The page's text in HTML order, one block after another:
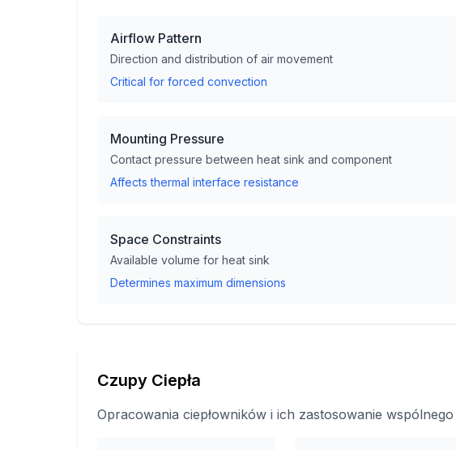
Airflow Pattern
Direction and distribution of air movement
Critical for forced convection
Mounting Pressure
Contact pressure between heat sink and component
Affects thermal interface resistance
Space Constraints
Available volume for heat sink
Determines maximum dimensions
Czupy Ciepła
Opracowania ciepłowników i ich zastosowanie wspólnego